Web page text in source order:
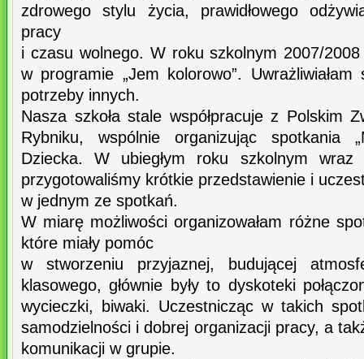
zdrowego stylu życia, prawidłowego
pracy
i czasu wolnego. W roku szkolnym 2007/2008
w programie „Jem kolorowo”.
potrzeby innych.
Nasza szkoła stale współpracuje z Polskim
Rybniku, wspólnie organizując spotkania
Dziecka. W ubiegłym roku szkolnym wraz
przygotowaliśmy krótkie przedstawienie i
w jednym ze spotkań.
W miarę możliwości organizowałam różne
które miały pomóc
w stworzeniu przyjaznej, budującej
klasowego, głównie były to dyskoteki
wycieczki, biwaki. Uczestnicząc w takich
samodzielności i dobrej organizacji pracy, a
komunikacji w grupie.